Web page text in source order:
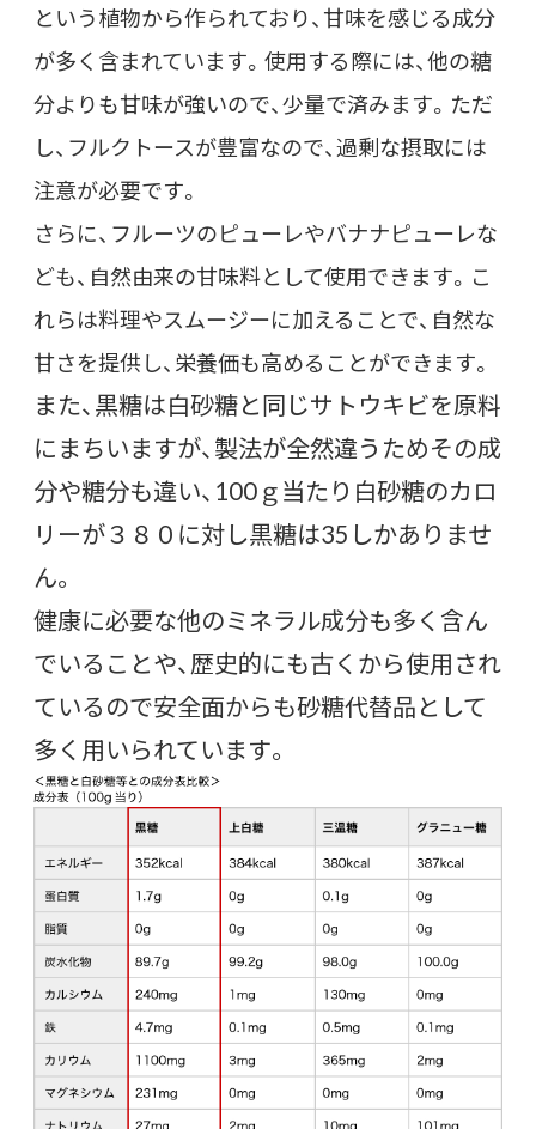
という植物から作られており、甘味を感じる成分
が多く含まれています。使用する際には、他の糖
分よりも甘味が強いので、少量で済みます。ただ
し、フルクトースが豊富なので、過剰な摂取には
注意が必要です。
さらに、フルーツのピューレやバナナピューレな
ども、自然由来の甘味料として使用できます。こ
れらは料理やスムージーに加えることで、自然な
甘さを提供し、栄養価も高めることができます。
また、黒糖は白砂糖と同じサトウキビを原料
にまちいますが、製法が全然違うためその成
分や糖分も違い、100ｇ当たり白砂糖のカロ
リーが３８０に対し黒糖は35しかありませ
ん。
健康に必要な他のミネラル成分も多く含ん
でいることや、歴史的にも古くから使用され
ているので安全面からも砂糖代替品として
多く用いられています。